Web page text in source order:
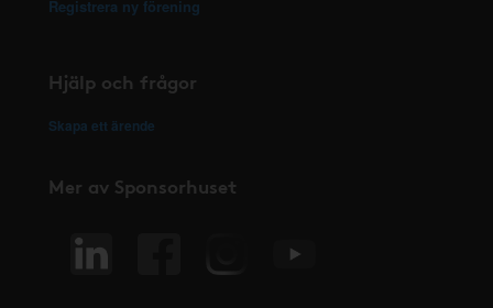
Registrera ny förening
Hjälp och frågor
Skapa ett ärende
Mer av Sponsorhuset